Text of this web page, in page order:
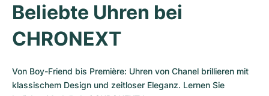
Beliebte Uhren bei
CHRONEXT
Von Boy-Friend bis Première: Uhren von Chanel brillieren mit
klassischem Design und zeitloser Eleganz. Lernen Sie